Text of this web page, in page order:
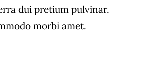
dui pretium pulvinar.
morbi amet.